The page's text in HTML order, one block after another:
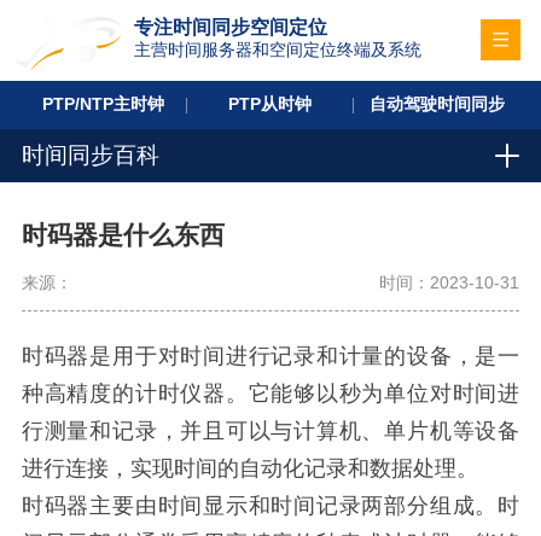
专注时间同步空间定位
主营时间服务器和空间定位终端及系统
PTP/NTP主时钟 PTP从时钟 自动驾驶时间同步
时间同步百科
时码器是什么东西
来源： 时间：2023-10-31
时码器是用于对时间进行记录和计量的设备，是一
种高精度的计时仪器。它能够以秒为单位对时间进
行测量和记录，并且可以与计算机、单片机等设备
进行连接，实现时间的自动化记录和数据处理。
时码器主要由时间显示和时间记录两部分组成。时